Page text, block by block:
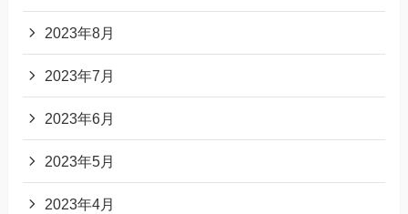
2023年8月
2023年7月
2023年6月
2023年5月
2023年4月